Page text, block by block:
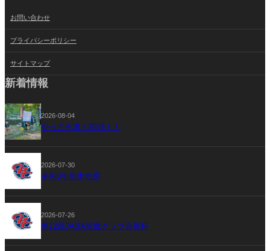
お問い合わせ
プライバシーポリシー
サイトマップ
新着情報
2026-08-04
やっさ今津！2026！！
2026-07-30
令和8年熊本地震
2026-07-26
第12回JABA近畿クラブ会長杯